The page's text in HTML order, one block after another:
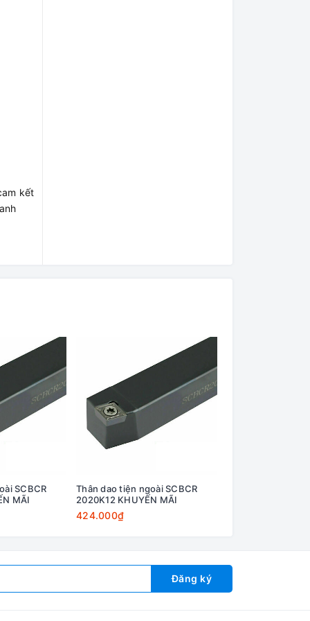
kết
SCBCR
MÃI
Thân dao tiện ngoài SCBCR
2020K12 KHUYẾN MÃI
424.000₫
Đăng ký